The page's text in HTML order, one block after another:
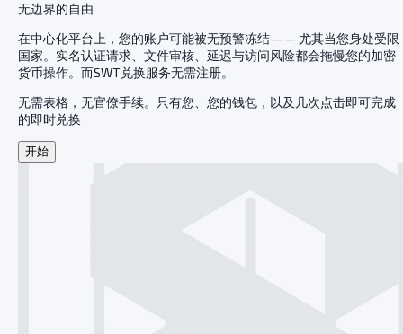
无边界的自由
在中心化平台上，您的账户可能被无预警冻结 —— 尤其当您身处受限
国家。实名认证请求、文件审核、延迟与访问风险都会拖慢您的加密
货币操作。而SWT兑换服务无需注册。
无需表格，无官僚手续。只有您、您的钱包，以及几次点击即可完成
的即时兑换
开始